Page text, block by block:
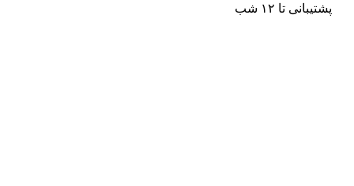
پشتیبانی تا ۱۲ شب